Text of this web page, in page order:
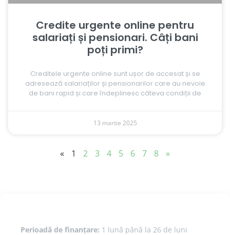
Credite urgente online pentru
salariați și pensionari. Câți bani
poți primi?
Creditele urgente online sunt ușor de accesat și se
adresează salariaților și pensionarilor care au nevoie
de bani rapid și care îndeplinesc câteva condiții de
13 martie 2025
« 1 2 3 4 5 6 7 8 »
Perioadă de finanțare: 1 lună până la 26 de luni